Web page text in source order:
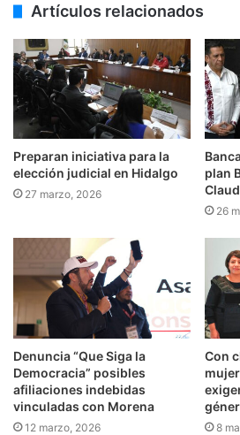
Artículos relacionados
Preparan iniciativa para la
elección judicial en Hidalgo
27 marzo, 2026
plan
26
Denuncia “Que Siga la
Democracia” posibles
afiliaciones indebidas
vinculadas con Morena
12 marzo, 2026
Con
8